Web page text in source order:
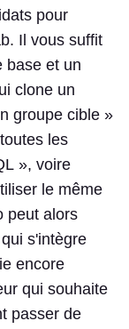
pour
Il vous suffit
base et un
clone un
groupe cible »
les
», voire
le même
peut alors
s'intègre
encore
qui souhaite
passer de